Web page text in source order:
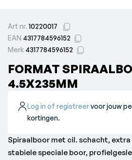
Art nr.10220017
EAN 4317784596152
Merk 4317784596152
FORMAT
4.5X235MM
Log in of registreervoor jouw
kortingen.
Spiraalboor met cil. schacht,
stabiele speciale boor,